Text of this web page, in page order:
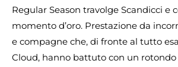
Regular Season travolge Scandicci e
momento d’oro. Prestazione da
e compagne che, di fronte al tutto
Cloud, hanno battuto con un rotondo